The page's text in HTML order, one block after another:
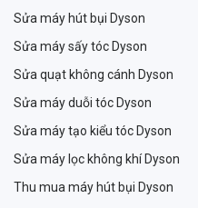
Sửa máy hút bụi Dyson
Sửa máy sấy tóc Dyson
Sửa quạt không cánh Dyson
Sửa máy duỗi tóc Dyson
Sửa máy tạo kiểu tóc Dyson
Sửa máy lọc không khí Dyson
Thu mua máy hút bụi Dyson